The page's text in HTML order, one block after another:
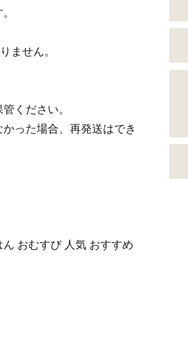
ません。
ください。
った場合、再発送はでき
おむすび 人気 おすすめ